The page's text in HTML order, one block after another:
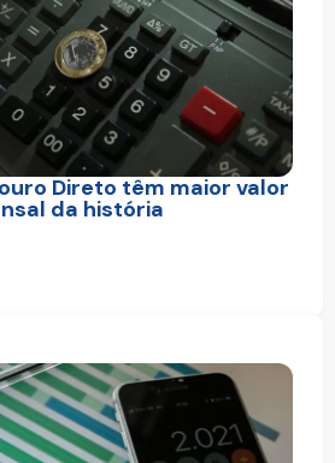
Direto têm maior valor
da história